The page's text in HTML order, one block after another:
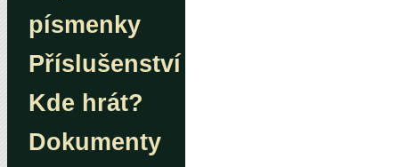
písmenky
Příslušenství
Kde hrát?
Dokumenty